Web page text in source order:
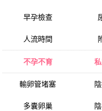
早孕檢查
人流時間
不孕不育
輸卵管堵塞
多囊卵巢